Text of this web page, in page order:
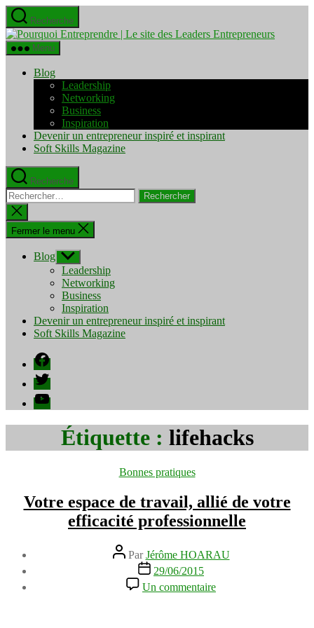
Aller
au
contenu
Recherche
Pourquoi
Menu
Blog
Leadership
Networking
Business
Inspiration
Devenir un entrepreneur inspiré et inspirant
Soft Skills Magazine
Recherche
Rechercher :
Fermer
la
recherche
Fermer le menu
Blog Afficher
le
sous-
menu
Leadership
Networking
Business
Inspiration
Devenir un entrepreneur inspiré et inspirant
Soft Skills Magazine
Facebook
Twitter
YouTube
Étiquette : lifehacks
Catégories
Bonnes pratiques
Votre espace de travail, allié de votre
efficacité professionnelle
Auteur
de
l’article
ParJérôme HOARAU
Date
de
l’article
29/06/2015
Un commentaire
Votre